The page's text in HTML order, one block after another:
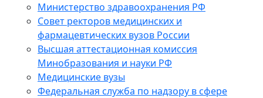
Министерство здравоохранения РФ
Совет ректоров медицинских и
фармацевтических вузов России
Высшая аттестационная комиссия
Минобразования и науки РФ
Медицинские вузы
Федеральная служба по надзору в сфере